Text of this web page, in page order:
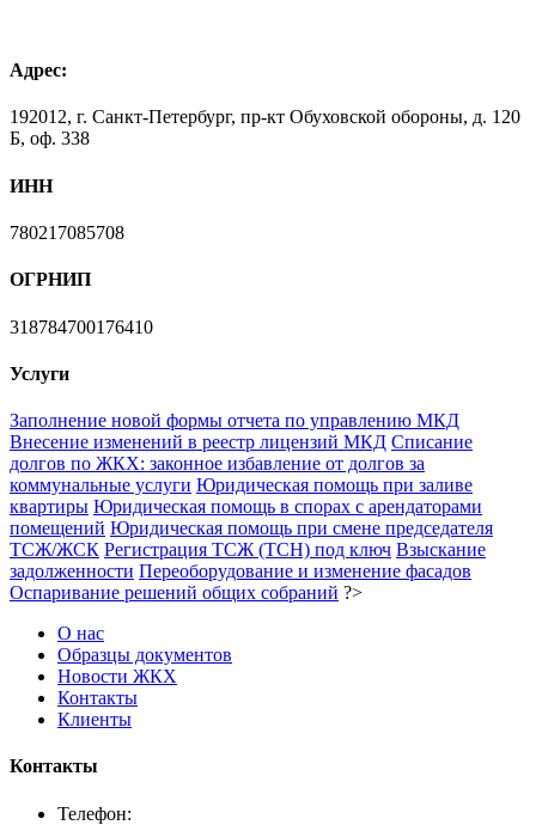
Адрес:
192012, г. Санкт-Петербург, пр-кт Обуховской обороны, д. 120
Б, оф. 338
ИНН
780217085708
ОГРНИП
318784700176410
Услуги
Заполнение новой формы отчета по управлению МКД
Внесение изменений в реестр лицензий МКД Списание
долгов по ЖКХ: законное избавление от долгов за
коммунальные услуги Юридическая помощь при заливе
квартиры Юридическая помощь в спорах с арендаторами
помещений Юридическая помощь при смене председателя
ТСЖ/ЖСК Регистрация ТСЖ (ТСН) под ключ Взыскание
задолженности Переоборудование и изменение фасадов
Оспаривание решений общих собраний ?>
О нас
Образцы документов
Новости ЖКХ
Контакты
Клиенты
Контакты
Телефон: